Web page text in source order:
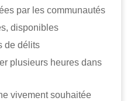
par les communautés
disponibles
de délits
plusieurs heures dans
vivement souhaitée